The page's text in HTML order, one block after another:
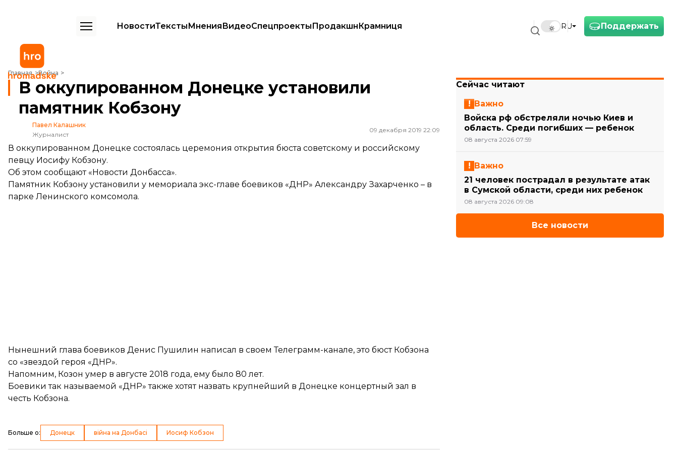
Поддержать
RU
НовостиТекстыМненияВидеоСпецпроектыПродакшнКрамниця
Главная Война
В оккупированном Донецке установили памятник Кобзону
В оккупированном Донецке установили
памятник Кобзону
Павел Калашник
Журналист
09 декабря 2019 22:09
В оккупированном Донецке состоялась церемония открытия бюста советскому и российскому
певцу Иосифу Кобзону.
Об этом сообщают«Новости Донбасса».
Памятник Кобзону установили у мемориала экс-главе боевиков «ДНР» Александру Захарченко – в
парке Ленинского комсомола.
Нынешний глава боевиков Денис Пушилин написал в своем Телеграмм-канале, это бюст Кобзона
со «звездой героя «ДНР».
Напомним, Козон умер в августе 2018 года, ему было 80 лет.
Боевики так называемой «ДНР» также хотят назвать крупнейший в Донецке концертный зал в
честь Кобзона.
Больше о: Донецк війна на Донбасі Иосиф Кобзон
Сейчас читают
Важно
Войска рф обстреляли ночью Киев и
область. Среди погибших — ребенок
08 августа 2026 07:59
Важно
21 человек пострадал в результате атак
в Сумской области, среди них ребенок
08 августа 2026 09:08
Все новости